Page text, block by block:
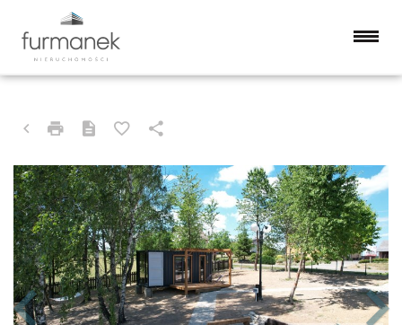
GORAJ, ŚREDNIÓWKA
DOM NA SPRZEDAŻ